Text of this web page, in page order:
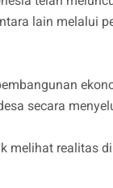
lain melalui
secara
melihat realitas